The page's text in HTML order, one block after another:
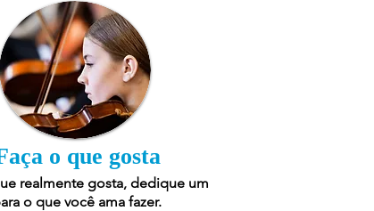
o que gosta
realmente gosta, dedique um
o que você ama fazer.